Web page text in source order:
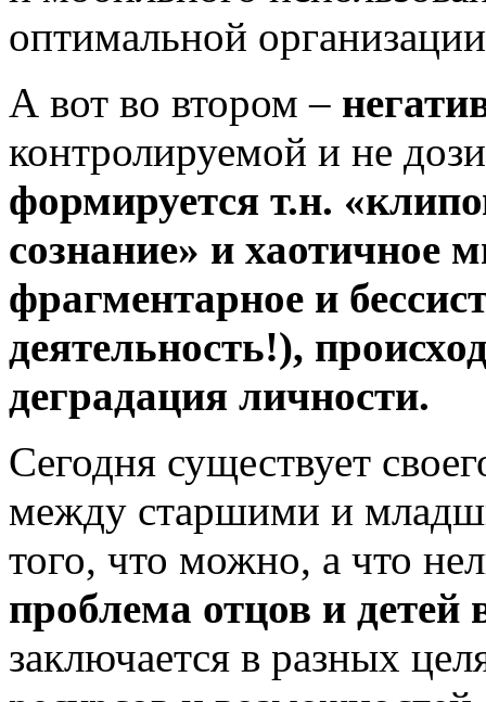
оптимальной
А вот во втором –
контролируемой и не
формируется т.н.
сознание» и хаотичное
фрагментарное и
деятельность!),
деградация личности.
Сегодня существует
между старшими и
того, что можно, а что
проблема отцов и детей
заключается в разных